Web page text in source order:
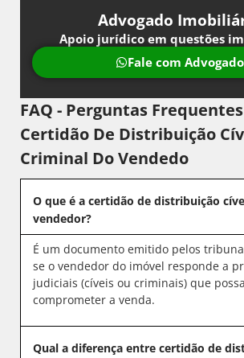
Advogado
Apoio jurídico em questões
Fale com Advogado
FAQ - Perguntas
Certidão De Distribuição
Criminal Do Vendedo
O que é a certidão de distribuição
vendedor?
É um documento emitido pelos
se o vendedor do imóvel responde a
judiciais (cíveis ou criminais) que
comprometer a venda.
Qual a diferença entre certidão de